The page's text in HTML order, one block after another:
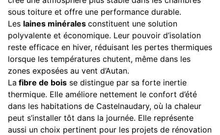
sous toiture et offre une performance durable.
Les laines minérales constituent une solution
polyvalente et économique. Leur pouvoir d’isolation
reste efficace en hiver, réduisant les pertes thermiques
lorsque les températures chutent, même dans les
zones exposées au vent d’Autan.
La fibre de bois se distingue par sa forte inertie
thermique. Elle améliore nettement le confort d’été
dans les habitations de Castelnaudary, où la chaleur
peut s’installer tôt dans la journée. Elle représente
aussi un choix pertinent pour les projets de rénovation